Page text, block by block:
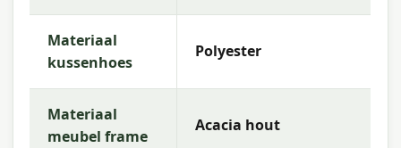
Materiaal
kussenhoes
Polyester
Materiaal
meubel frame
Acacia hout